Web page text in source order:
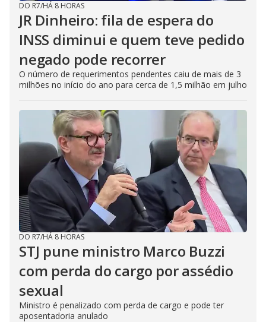
DO R7/HÁ 8 HORAS
JR Dinheiro: fila de espera do
INSS diminui e quem teve pedido
negado pode recorrer
O número de requerimentos pendentes caiu de mais de 3
milhões no início do ano para cerca de 1,5 milhão em julho
DO R7/HÁ 8 HORAS
STJ pune ministro Marco Buzzi
com perda do cargo por assédio
sexual
Ministro é penalizado com perda de cargo e pode ter
aposentadoria anulado